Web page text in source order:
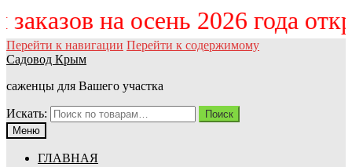
заказов на осень 2026 года
Перейти к навигации Перейти к содержимому
Садовод Крым
саженцы для Вашего участка
Искать:
Поиск
Меню
ГЛАВНАЯ